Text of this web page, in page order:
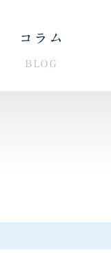
コラム
BLOG